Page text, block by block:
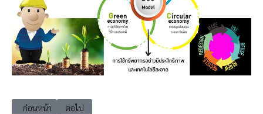
เนื้อหาก่อนหน้า: BCG007 โอกาสและแนวโน้มของโมเดลเศรษฐกิจหมุนเวียน
ก่อนหน้า เนื้อหาถัดไป: BCG009 BCG Model Bio-Circular-Green
ต่อไป